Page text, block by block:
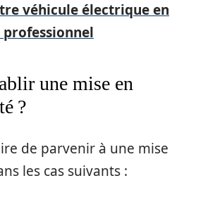
véhicule électrique en
une mise en
?
de parvenir à une mise
les cas suivants :